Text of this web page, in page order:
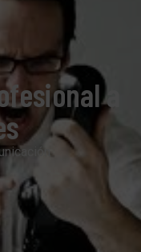
a